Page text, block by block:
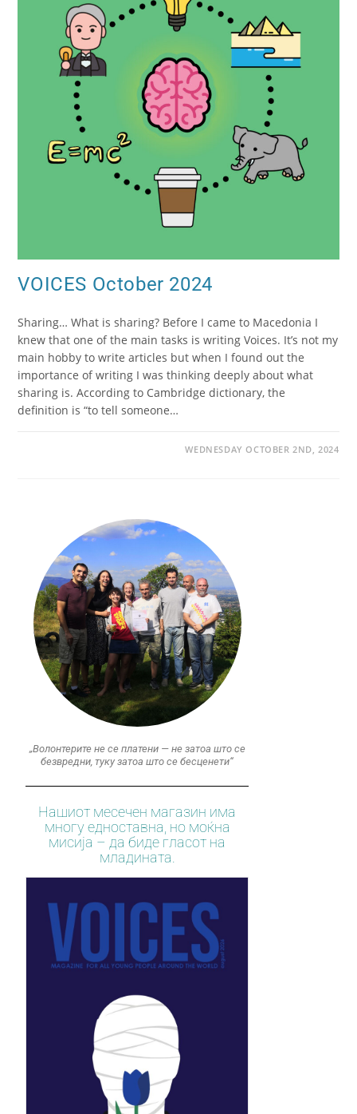
VOICES October 2024
Sharing… What is sharing? Before I came to Macedonia I
knew that one of the main tasks is writing Voices. It’s not my
main hobby to write articles but when I found out the
importance of writing I was thinking deeply about what
sharing is. According to Cambridge dictionary, the
definition is “to tell someone…
WEDNESDAY OCTOBER 2ND, 2024
„Волонтерите не се платени — не затоа што се
безвредни, туку затоа што се бесценети“
Нашиот месечен магазин има
многу едноставна, но моќна
мисија – да биде гласот на
младината.